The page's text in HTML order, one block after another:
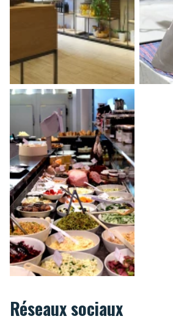
Réseaux sociaux